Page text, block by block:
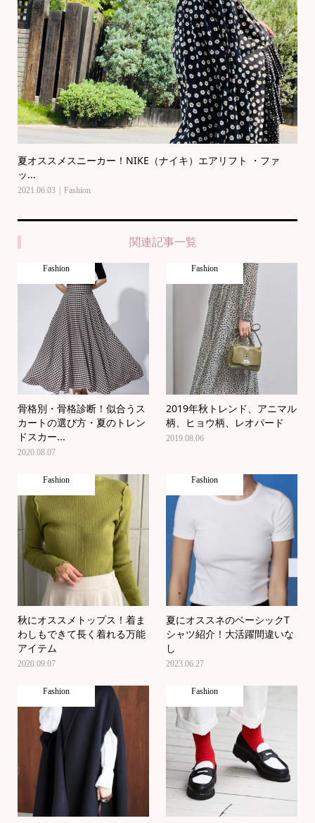
夏オススメスニーカー！NIKE（ナイキ）エアリフト ・ファ
ッ...
2021.06.03 Fashion
関連記事一覧
Fashion
骨格別・骨格診断！似合うス
カートの選び方・夏のトレン
ドスカー...
2020.08.07
Fashion
2019年秋トレンド、アニマル
柄、ヒョウ柄、レオパード
2019.08.06
Fashion
秋にオススメトップス！着ま
わしもできて長く着れる万能
アイテム
2020.09.07
Fashion
夏にオススネのベーシックT
シャツ紹介！大活躍間違いな
し
2023.06.27
Fashion Fashion